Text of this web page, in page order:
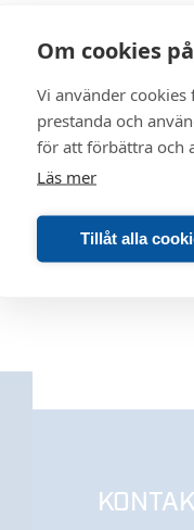
Om cookies
Vi använder
prestanda och
för att förbättra och
Läs mer
Tillåt alla